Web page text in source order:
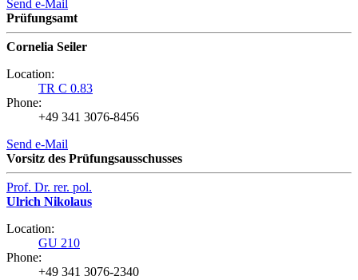
Send e-Mail
Prüfungsamt
Cornelia Seiler
Location:
TR C 0.83
Phone:
+49 341 3076-8456
Send e-Mail
Vorsitz des Prüfungsausschusses
Prof. Dr. rer. pol.
Ulrich Nikolaus
Location:
GU 210
Phone:
+49 341 3076-2340